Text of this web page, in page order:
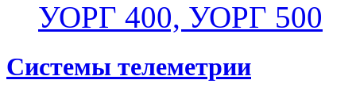
УОРГ 400, УОРГ 500
Системы телеметрии